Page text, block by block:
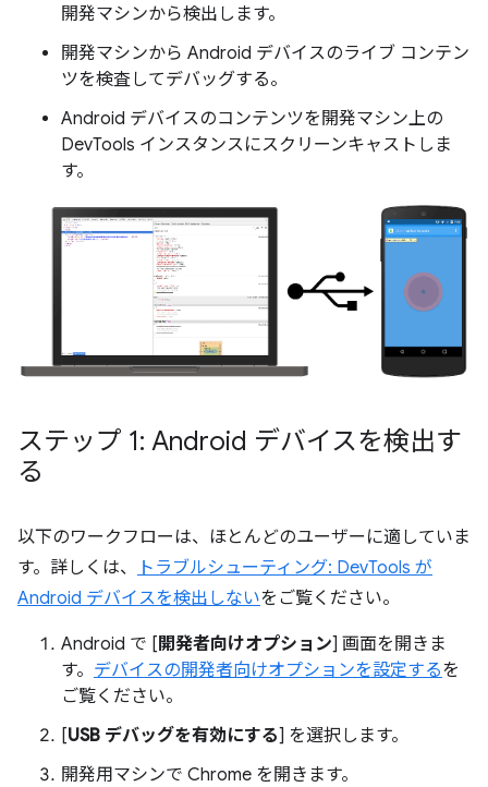
開発マシンから検出します。
開発マシンから Android デバイスのライブ コンテン
ツを検査してデバッグする。
Android デバイスのコンテンツを開発マシン上の
DevTools インスタンスにスクリーンキャストしま
す。
ステップ 1: Android デバイスを検出す
る
以下のワークフローは、ほとんどのユーザーに適していま
す。詳しくは、
トラブルシューティング: DevTools が
Android デバイスを検出しないをご覧ください。
Android で [ 開発者向けオプション] 画面を開きま
す。 デバイスの開発者向けオプションを設定するを
ご覧ください。
[USB デバッグを有効にする] を選択します。
開発用マシンで Chrome を開きます。